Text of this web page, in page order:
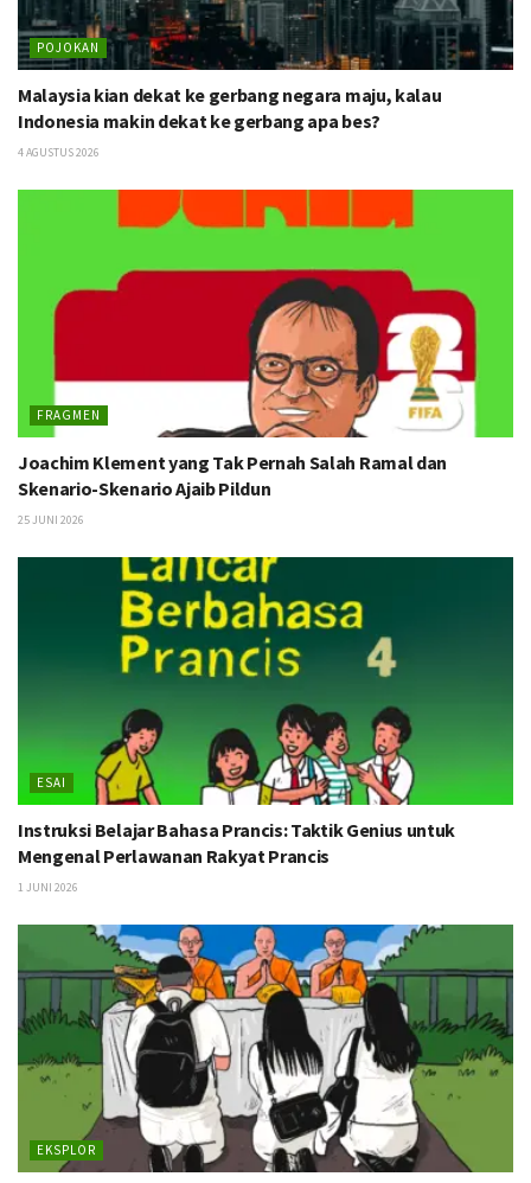
POJOKAN
Malaysia kian dekat ke gerbang negara maju, kalau
Indonesia makin dekat ke gerbang apa bes?
4 AGUSTUS 2026
FRAGMEN
Joachim Klement yang Tak Pernah Salah Ramal dan
Skenario-Skenario Ajaib Pildun
25 JUNI 2026
ESAI
Instruksi Belajar Bahasa Prancis: Taktik Genius untuk
Mengenal Perlawanan Rakyat Prancis
1 JUNI 2026
EKSPLOR